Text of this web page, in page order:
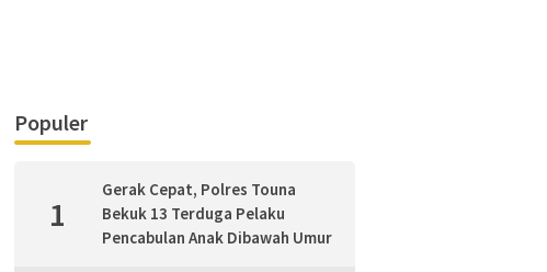
Populer
1
Gerak Cepat, Polres Touna
Bekuk 13 Terduga Pelaku
Pencabulan Anak Dibawah Umur